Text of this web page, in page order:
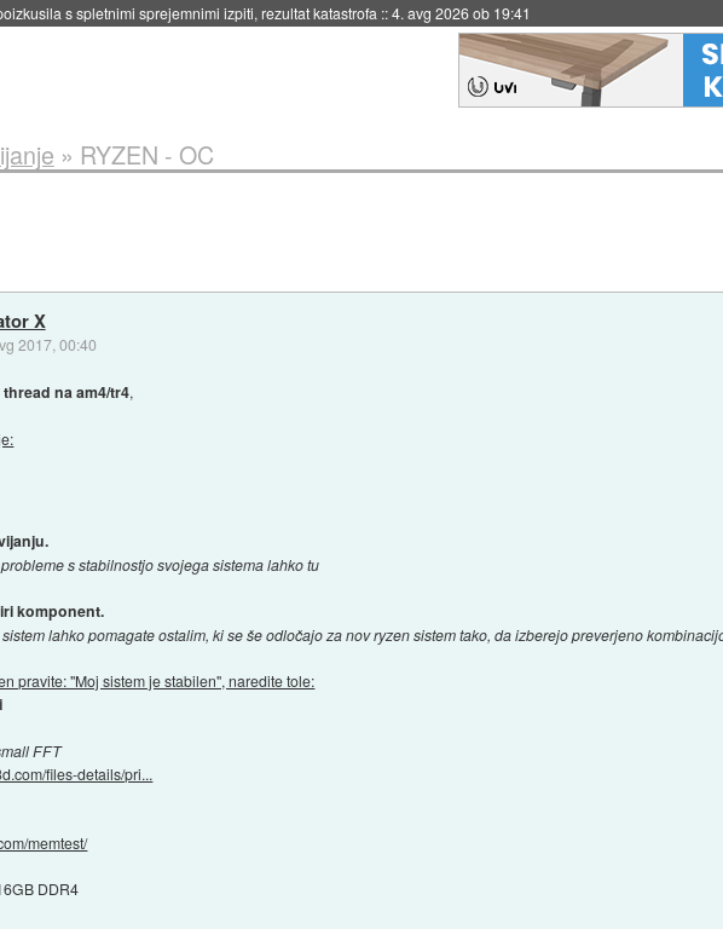
agencija razvija svojo raketo za večkratno uporabo::4. avg 2026 ob 19:41
» RYZEN - OC
X
2017, 00:40
thread na am4/tr4,
s stabilnostjo svojega sistema lahko tu
komponent.
lahko pomagate ostalim, ki se še odločajo za nov ryzen sistem tako, da izberejo preverjeno
pravite: "Moj sistem je stabilen", naredite tole:
FFT
files-details/pri...
memtest/
DDR4